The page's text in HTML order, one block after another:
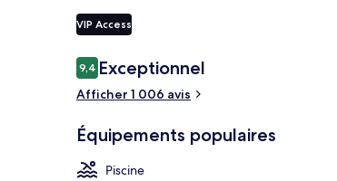
VIP Access
Avis
voyageurs
9,49,4 sur 10
Exceptionnel
Afficher 1 006 avis
Équipements populaires
Piscine